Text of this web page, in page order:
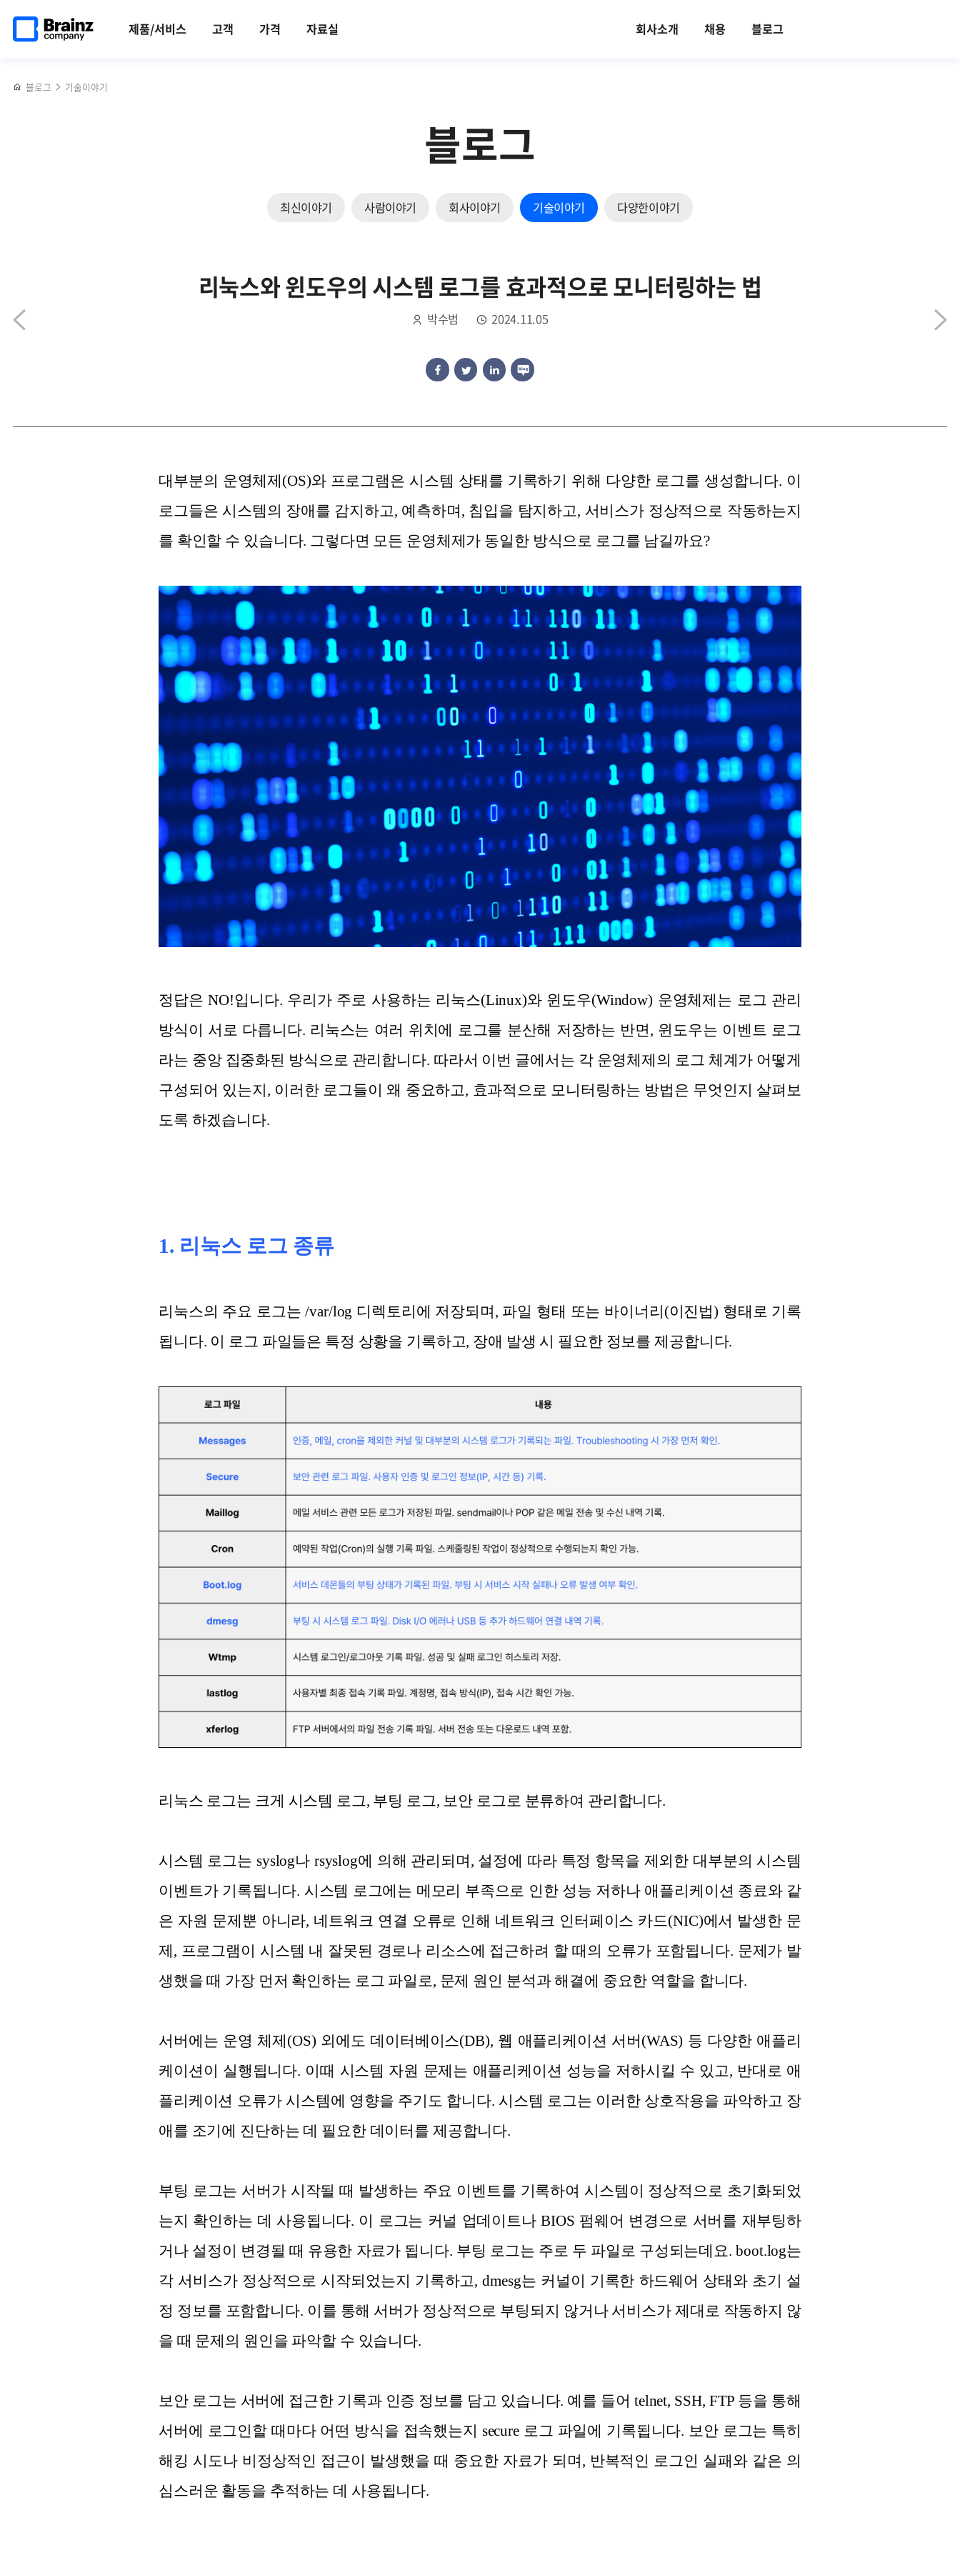
건너뛰기
제품/서비스 고객 가격 자료실 회사소개 채용 블로그
페이지로
블로그 기술이야기
블로그
최신이야기 사람이야기 회사이야기 기술이야기 다양한이야기
2024
가을문화행사
리눅스와 윈도우의 시스템 로그를 효과적으로 모니터링하는 법
박수범 2024.11.05
공유하기
공유하기
공유하기
공유하기
문체부로부터
'여가친화인증기업'으로
대부분의 운영체제(OS)와 프로그램은 시스템 상태를 기록하기 위해 다양한 로그를 생성합니다. 이
로그들은 시스템의 장애를 감지하고, 예측하며, 침입을 탐지하고, 서비스가 정상적으로 작동하는지
를 확인할 수 있습니다. 그렇다면 모든 운영체제가 동일한 방식으로 로그를 남길까요?
정답은 NO!입니다. 우리가 주로 사용하는 리눅스(Linux)와 윈도우(Window) 운영체제는 로그 관리
방식이 서로 다릅니다. 리눅스는 여러 위치에 로그를 분산해 저장하는 반면, 윈도우는 이벤트 로그
라는 중앙 집중화된 방식으로 관리합니다. 따라서 이번 글에서는 각 운영체제의 로그 체계가 어떻게
구성되어 있는지, 이러한 로그들이 왜 중요하고, 효과적으로 모니터링하는 방법은 무엇인지 살펴보
도록 하겠습니다.
1. 리눅스 로그 종류
리눅스의 주요 로그는 /var/log 디렉토리에 저장되며, 파일 형태 또는 바이너리(이진법) 형태로 기록
됩니다. 이 로그 파일들은 특정 상황을 기록하고, 장애 발생 시 필요한 정보를 제공합니다.
리눅스 로그는 크게 시스템 로그, 부팅 로그, 보안 로그로 분류하여 관리합니다.
시스템 로그는 syslog나 rsyslog에 의해 관리되며, 설정에 따라 특정 항목을 제외한 대부분의 시스템
이벤트가 기록됩니다. 시스템 로그에는 메모리 부족으로 인한 성능 저하나 애플리케이션 종료와 같
은 자원 문제뿐 아니라, 네트워크 연결 오류로 인해 네트워크 인터페이스 카드(NIC)에서 발생한 문
제, 프로그램이 시스템 내 잘못된 경로나 리소스에 접근하려 할 때의 오류가 포함됩니다. 문제가 발
생했을 때 가장 먼저 확인하는 로그 파일로, 문제 원인 분석과 해결에 중요한 역할을 합니다.
서버에는 운영 체제(OS) 외에도 데이터베이스(DB), 웹 애플리케이션 서버(WAS) 등 다양한 애플리
케이션이 실행됩니다. 이때 시스템 자원 문제는 애플리케이션 성능을 저하시킬 수 있고, 반대로 애
플리케이션 오류가 시스템에 영향을 주기도 합니다. 시스템 로그는 이러한 상호작용을 파악하고 장
애를 조기에 진단하는 데 필요한 데이터를 제공합니다.
부팅 로그는 서버가 시작될 때 발생하는 주요 이벤트를 기록하여 시스템이 정상적으로 초기화되었
는지 확인하는 데 사용됩니다. 이 로그는 커널 업데이트나 BIOS 펌웨어 변경으로 서버를 재부팅하
거나 설정이 변경될 때 유용한 자료가 됩니다. 부팅 로그는 주로 두 파일로 구성되는데요. boot.log는
각 서비스가 정상적으로 시작되었는지 기록하고, dmesg는 커널이 기록한 하드웨어 상태와 초기 설
정 정보를 포함합니다. 이를 통해 서버가 정상적으로 부팅되지 않거나 서비스가 제대로 작동하지 않
을 때 문제의 원인을 파악할 수 있습니다.
보안 로그는 서버에 접근한 기록과 인증 정보를 담고 있습니다. 예를 들어 telnet, SSH, FTP 등을 통해
서버에 로그인할 때마다 어떤 방식을 접속했는지 secure 로그 파일에 기록됩니다. 보안 로그는 특히
해킹 시도나 비정상적인 접근이 발생했을 때 중요한 자료가 되며, 반복적인 로그인 실패와 같은 의
심스러운 활동을 추적하는 데 사용됩니다.